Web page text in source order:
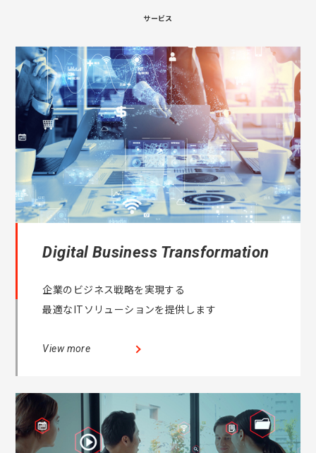
サービス
Digital Business Transformation
企業のビジネス戦略を実現する
最適なITソリューションを提供します
View more